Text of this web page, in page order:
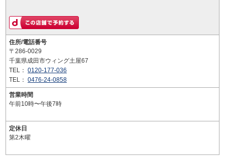
住所/電話番号
〒286-0029
千葉県成田市ウィング土屋67
TEL： 0120-177-036
TEL： 0476-24-0858
営業時間
午前10時〜午後7時
定休日
第2木曜